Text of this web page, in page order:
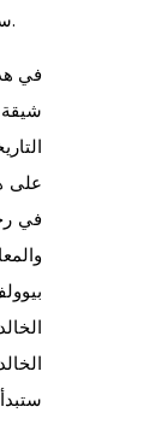
سيساعدكم على إثارة حماس طلابكم.
على
في